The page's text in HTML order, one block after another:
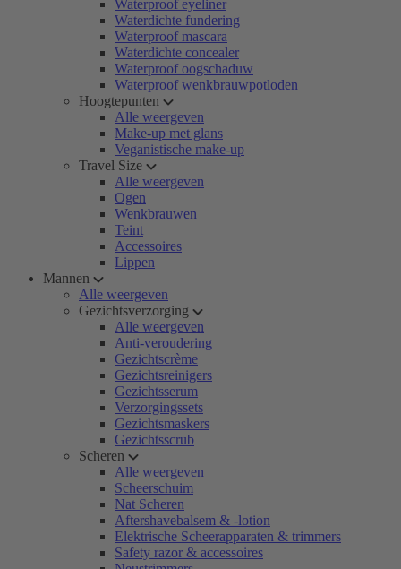
Waterproof eyeliner
Waterdichte fundering
Waterproof mascara
Waterdichte concealer
Waterproof oogschaduw
Waterproof wenkbrauwpotloden
Hoogtepunten
Alle weergeven
Make-up met glans
Veganistische make-up
Travel Size
Alle weergeven
Ogen
Wenkbrauwen
Teint
Accessoires
Lippen
Mannen
Alle weergeven
Gezichtsverzorging
Alle weergeven
Anti-veroudering
Gezichtscrème
Gezichtsreinigers
Gezichtsserum
Verzorgingssets
Gezichtsmaskers
Gezichtsscrub
Scheren
Alle weergeven
Scheerschuim
Nat Scheren
Aftershavebalsem & -lotion
Elektrische Scheerapparaten & trimmers
Safety razor & accessoires